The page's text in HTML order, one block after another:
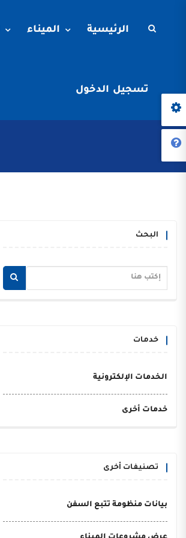
الرئيسية الميناء
تسجيل الدخول
البحث
خدمات
الخدمات الإلكترونية
خدمات أخرى
تصنيفات أخرى
بيانات منظومة تتبع السفن